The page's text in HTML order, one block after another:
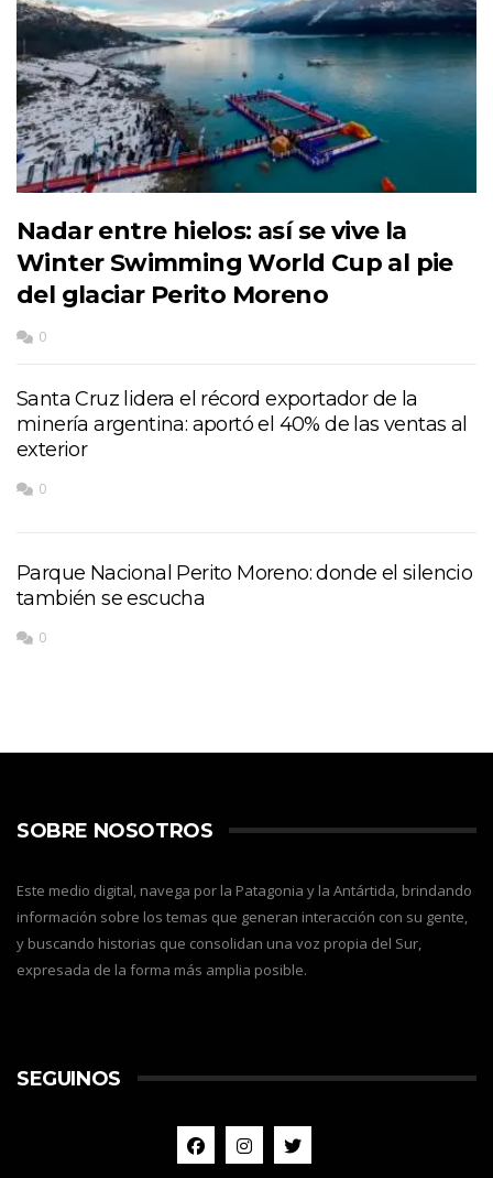
Nadar entre hielos: así se vive la
Winter Swimming World Cup al pie
del glaciar Perito Moreno
0
Santa Cruz lidera el récord exportador de la
minería argentina: aportó el 40% de las ventas al
exterior
0
Parque Nacional Perito Moreno: donde el silencio
también se escucha
0
SOBRE NOSOTROS
Este medio digital, navega por la Patagonia y la Antártida, brindando
información sobre los temas que generan interacción con su gente,
y buscando historias que consolidan una voz propia del Sur,
expresada de la forma más amplia posible.
SEGUINOS